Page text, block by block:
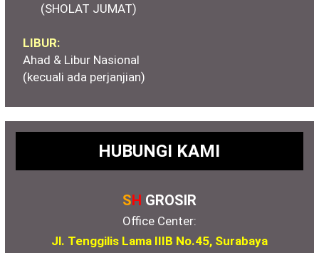
(SHOLAT JUMAT)
LIBUR:
Ahad & Libur Nasional
(kecuali ada perjanjian)
HUBUNGI KAMI
SH GROSIR
Office Center:
Jl. Tenggilis Lama IIIB No.45, Surabaya